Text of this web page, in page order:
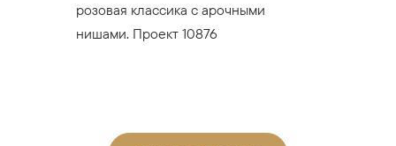
розовая классика с арочными
нишами. Проект 10876